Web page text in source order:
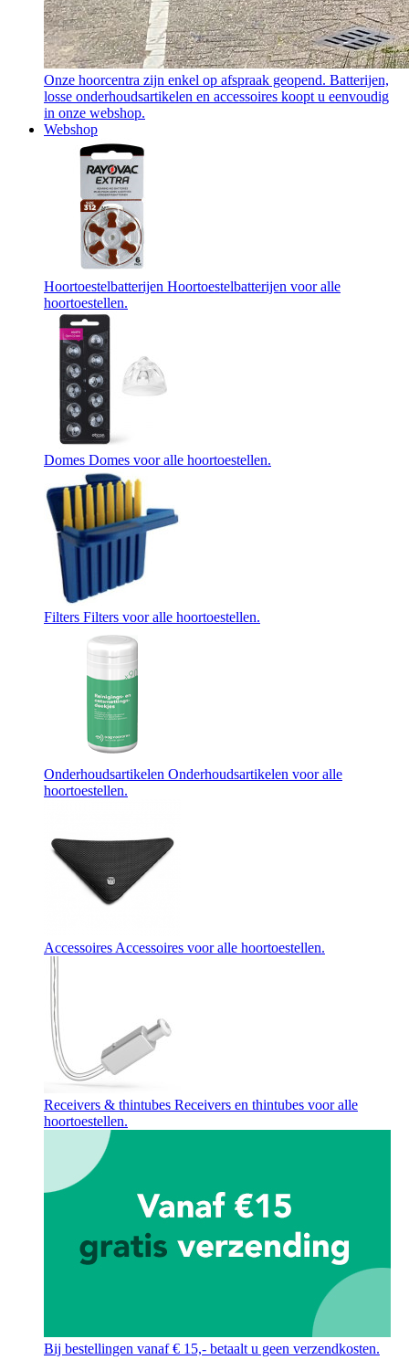
Onze hoorcentra zijn enkel op afspraak geopend. Batterijen,
losse onderhoudsartikelen en accessoires koopt u eenvoudig
in onze webshop.
Webshop
Hoortoestelbatterijen Hoortoestelbatterijen voor alle
hoortoestellen.
Domes Domes voor alle hoortoestellen.
Filters Filters voor alle hoortoestellen.
Onderhoudsartikelen Onderhoudsartikelen voor alle
hoortoestellen.
Accessoires Accessoires voor alle hoortoestellen.
Receivers & thintubes Receivers en thintubes voor alle
hoortoestellen.
Bij bestellingen vanaf € 15,- betaalt u geen verzendkosten.